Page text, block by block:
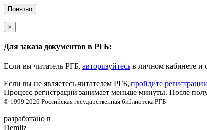
Понятно
×
Для заказа документов в РГБ:
Если вы читатель РГБ, авторизуйтесь в личном кабинете и
Если вы не являетесь читателем РГБ, пройдите
Процесс регистрации занимает меньше минуты. После
© 1999-2026 Российская государственная библиотека РГБ
разработано в
Demliz